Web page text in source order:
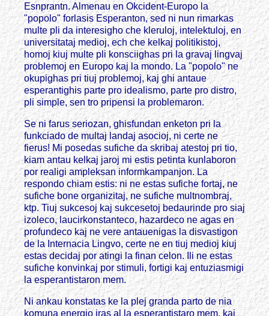
Esnprantn. Almenau en Okcident-Europo la
"popolo" forlasis Esperanton, sed ni nun rimarkas
multe pli da interesigho che kleruloj, intelektuloj, en
universitataj medioj, ech che kelkaj politikistoj,
homoj kiuj multe pli konsciighas pri la gravaj lingvaj
problemoj en Europo kaj la mondo. La "popolo" ne
okupighas pri tiuj problemoj, kaj ghi antaue
esperantighis parte pro idealismo, parte pro distro,
pli simple, sen tro pripensi la problemaron.
Se ni farus seriozan, ghisfundan enketon pri la
funkciado de multaj landaj asocioj, ni certe ne
fierus! Mi posedas sufiche da skribaj atestoj pri tio,
kiam antau kelkaj jaroj mi estis petinta kunlaboron
por realigi ampleksan informkampanjon. La
respondo chiam estis: ni ne estas sufiche fortaj, ne
sufiche bone organizitaj, ne sufiche multnombraj,
ktp. Tiuj sukcesoj kaj sukcesetoj bedaurinde pro siaj
izoleco, laucirkonstanteco, hazardeco ne agas en
profundeco kaj ne vere antauenigas la disvastigon
de la Internacia Lingvo, certe ne en tiuj medioj kiuj
estas decidaj por atingi la finan celon. Ili ne estas
sufiche konvinkaj por stimuli, fortigi kaj entuziasmigi
la esperantistaron mem.
Ni ankau konstatas ke la plej granda parto de nia
komuna energio iras al la esperantistaro mem, kaj